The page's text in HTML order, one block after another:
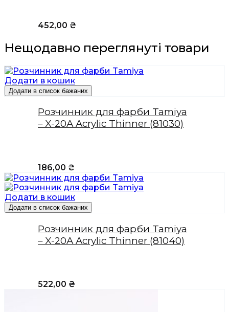
452,00 ₴
Нещодавно переглянуті товари
Додати в кошик
Додати в список бажаних
Розчинник для фарби Tamiya
– X-20A Acrylic Thinner (81030)
186,00 ₴
Додати в кошик
Додати в список бажаних
Розчинник для фарби Tamiya
– X-20A Acrylic Thinner (81040)
522,00 ₴